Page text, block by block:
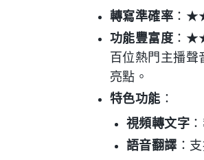
轉寫準確率 ：
功能豐富度 ：
百位熱門主播
亮點。
特色功能 ：
視頻轉文字
語音翻譯 ：